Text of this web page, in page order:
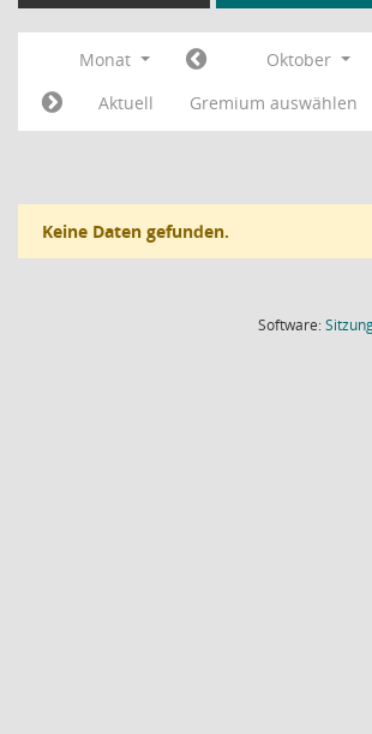
Monat Oktober
Aktuell
Gremium auswählen
Keine Daten gefunden.
Software: